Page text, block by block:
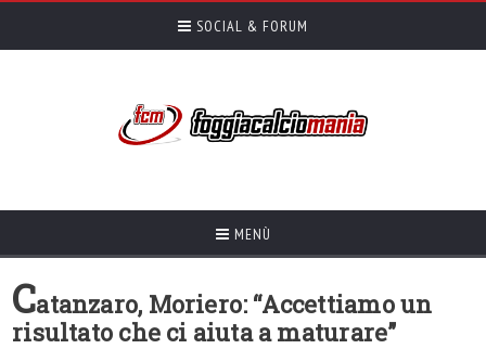
SOCIAL & FORUM
MENÙ
Catanzaro, Moriero: “Accettiamo un
risultato che ci aiuta a maturare”